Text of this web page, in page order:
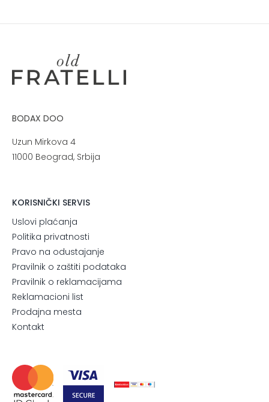
BODAX DOO
Uzun Mirkova 4
11000 Beograd, Srbija
KORISNIČKI SERVIS
Uslovi plaćanja
Politika privatnosti
Pravo na odustajanje
Pravilnik o zaštiti podataka
Pravilnik o reklamacijama
Reklamacioni list
Prodajna mesta
Kontakt